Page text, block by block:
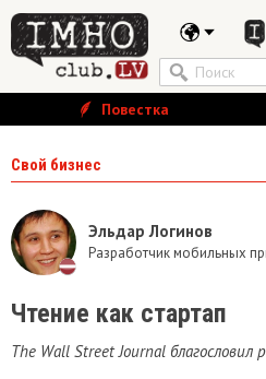
Повестка
Свой бизнес
Эльдар Логинов
Разработчик мобильных
Чтение как стартап
The Wall Street Journal благословил